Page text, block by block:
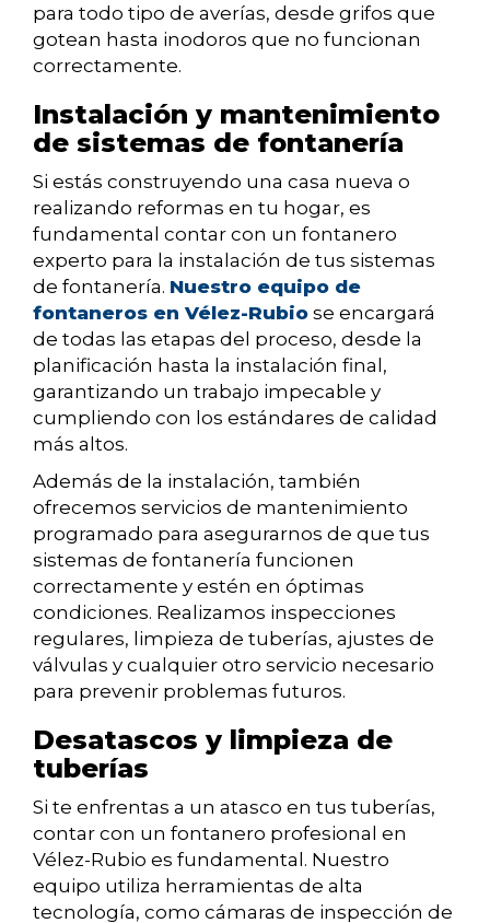
para todo tipo de averías, desde grifos que
gotean hasta inodoros que no funcionan
correctamente.
Instalación y mantenimiento
de sistemas de fontanería
Si estás construyendo una casa nueva o
realizando reformas en tu hogar, es
fundamental contar con un fontanero
experto para la instalación de tus sistemas
de fontanería. Nuestro equipo de
fontaneros en Vélez-Rubio se encargará
de todas las etapas del proceso, desde la
planificación hasta la instalación final,
garantizando un trabajo impecable y
cumpliendo con los estándares de calidad
más altos.
Además de la instalación, también
ofrecemos servicios de mantenimiento
programado para asegurarnos de que tus
sistemas de fontanería funcionen
correctamente y estén en óptimas
condiciones. Realizamos inspecciones
regulares, limpieza de tuberías, ajustes de
válvulas y cualquier otro servicio necesario
para prevenir problemas futuros.
Desatascos y limpieza de
tuberías
Si te enfrentas a un atasco en tus tuberías,
contar con un fontanero profesional en
Vélez-Rubio es fundamental. Nuestro
equipo utiliza herramientas de alta
tecnología, como cámaras de inspección de